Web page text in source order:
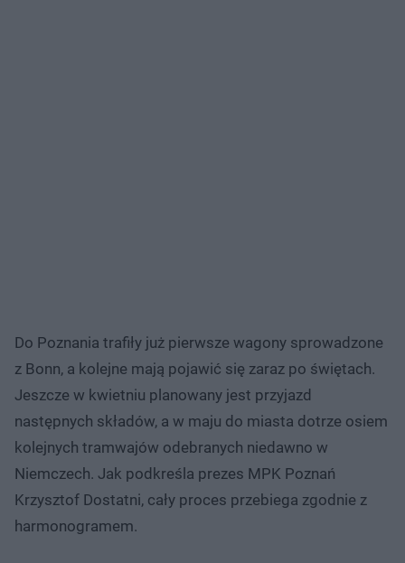
Do Poznania trafiły już pierwsze wagony sprowadzone
z Bonn, a kolejne mają pojawić się zaraz po świętach.
Jeszcze w kwietniu planowany jest przyjazd
następnych składów, a w maju do miasta dotrze osiem
kolejnych tramwajów odebranych niedawno w
Niemczech. Jak podkreśla prezes MPK Poznań
Krzysztof Dostatni, cały proces przebiega zgodnie z
harmonogramem.